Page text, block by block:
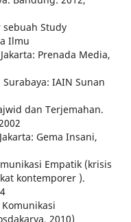
Study
Ilmu
Prenada Media,
IAIN Sunan
dan Terjemahan.
Gema Insani,
Empatik (krisis
kontemporer ).
2010)